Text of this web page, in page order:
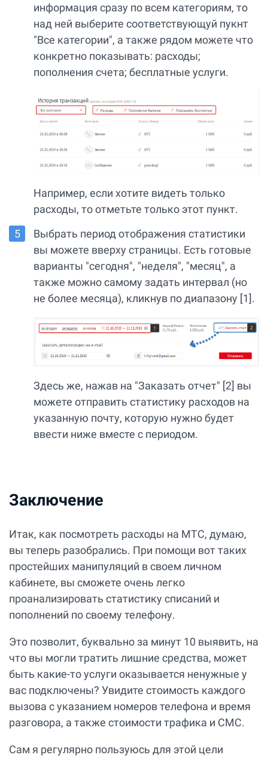
информация сразу по всем категориям, то
над ней выберите соответствующуй пукнт
"Все категории", а также рядом можете что
конкретно показывать: расходы;
пополнения счета; бесплатные услуги.
Например, если хотите видеть только
расходы, то отметьте только этот пункт.
Выбрать период отображения статистики
вы можете вверху страницы. Есть готовые
варианты "сегодня", "неделя", "месяц", а
также можно самому задать интервал (но
не более месяца), кликнув по диапазону [1].
Здесь же, нажав на "Заказать отчет" [2] вы
можете отправить статистику расходов на
указанную почту, которую нужно будет
ввести ниже вместе с периодом.
Заключение
Итак, как посмотреть расходы на МТС, думаю,
вы теперь разобрались. При помощи вот таких
простейших манипуляций в своем личном
кабинете, вы сможете очень легко
проанализировать статистику списаний и
пополнений по своему телефону.
Это позволит, буквально за минут 10 выявить, на
что вы могли тратить лишние средства, может
быть какие-то услуги оказывается ненужные у
вас подключены? Увидите стоимость каждого
вызова с указанием номеров телефона и время
разговора, а также стоимости трафика и СМС.
Сам я регулярно пользуюсь для этой цели